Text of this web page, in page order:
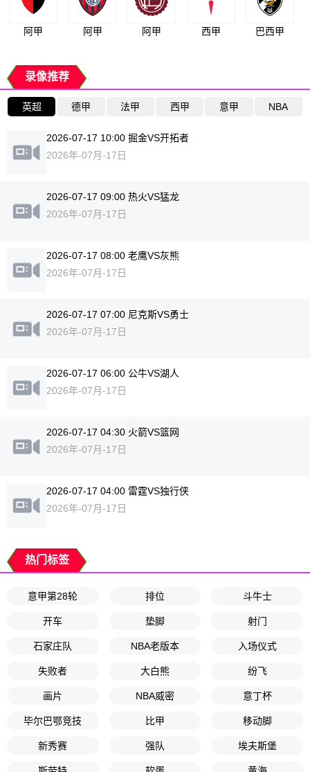
阿甲 阿甲 阿甲 西甲 巴西甲
录像推荐
英超 德甲 法甲 西甲 意甲 NBA
2026-07-17 10:00 掘金VS开拓者
2026年-07月-17日
2026-07-17 09:00 热火VS猛龙
2026年-07月-17日
2026-07-17 08:00 老鹰VS灰熊
2026年-07月-17日
2026-07-17 07:00 尼克斯VS勇士
2026年-07月-17日
2026-07-17 06:00 公牛VS湖人
2026年-07月-17日
2026-07-17 04:30 火箭VS篮网
2026年-07月-17日
2026-07-17 04:00 雷霆VS独行侠
2026年-07月-17日
热门标签
意甲第28轮 排位 斗牛士
开车 垫脚 射门
石家庄队 NBA老版本 入场仪式
失败者 大白熊 纷飞
画片 NBA威密 意丁杯
毕尔巴鄂竞技 比甲 移动脚
新秀赛 强队 埃夫斯堡